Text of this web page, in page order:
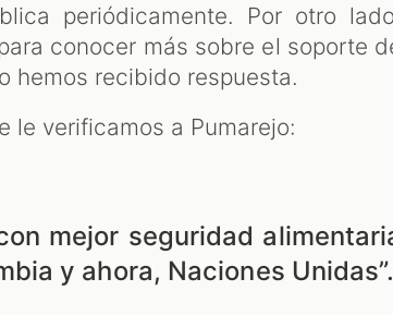
periódicamente. Por otro
conocer más sobre el soporte
hemos recibido respuesta.
le verificamos a Pumarejo:
mejor seguridad
y ahora, Naciones Unidas”.